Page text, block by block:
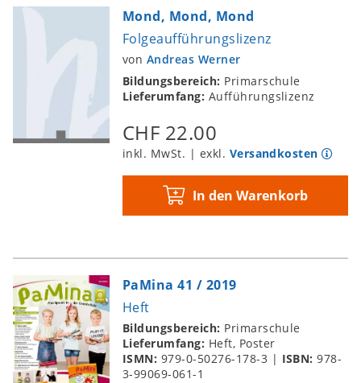
Mond, Mond, Mond
Folgeaufführungslizenz
von Andreas Werner
Bildungsbereich: Primarschule
Lieferumfang: Aufführungslizenz
CHF 22.00
inkl. MwSt. | exkl. Versandkosten
In den Warenkorb
PaMina 41 / 2019
Heft
Bildungsbereich: Primarschule
Lieferumfang: Heft, Poster
ISMN: 979-0-50276-178-3 | ISBN:978-
3-99069-061-1